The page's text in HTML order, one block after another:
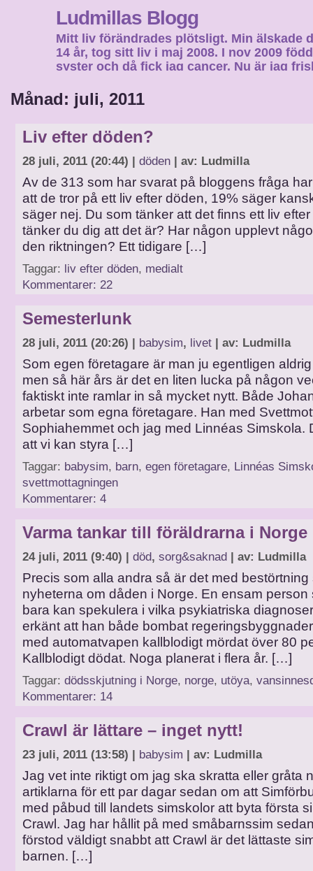
Ludmillas Blogg
Mitt liv förändrades plötsligt. Min älskade
14 år, tog sitt liv i maj 2008. I nov 2009
syster och då fick jag cancer. Nu är jag
Månad: juli, 2011
Liv efter döden?
28 juli, 2011 (20:44) | döden | av: Ludmilla
Av de 313 som har svarat på bloggens fråga
att de tror på ett liv efter döden, 19% säger
säger nej. Du som tänker att det finns ett liv
tänker du dig att det är? Har någon upplevt
den riktningen? Ett tidigare […]
Taggar: liv efter döden, medialt
Kommentarer: 22
Semesterlunk
28 juli, 2011 (20:26) | babysim, livet | av: Ludmilla
Som egen företagare är man ju egentligen
men så här års är det en liten lucka på någon
faktiskt inte ramlar in så mycket nytt. Både
arbetar som egna företagare. Han med
Sophiahemmet och jag med Linnéas Simskola.
att vi kan styra […]
Taggar: babysim, barn, egen företagare, Linnéas
svettmottagningen
Kommentarer: 4
Varma tankar till föräldrarna i Norge
24 juli, 2011 (9:40) | död, sorg&saknad | av: Ludmilla
Precis som alla andra så är det med
nyheterna om dåden i Norge. En ensam person
bara kan spekulera i vilka psykiatriska
erkänt att han både bombat
med automatvapen kallblodigt mördat över 80
Kallblodigt dödat. Noga planerat i flera år. […]
Taggar: dödsskjutning i Norge, norge, utöya,
Kommentarer: 14
Crawl är lättare – inget nytt!
23 juli, 2011 (13:58) | babysim | av: Ludmilla
Jag vet inte riktigt om jag ska skratta eller gråta
artiklarna för ett par dagar sedan om att
med påbud till landets simskolor att byta första
Crawl. Jag har hållit på med småbarnssim
förstod väldigt snabbt att Crawl är det lättaste
barnen. […]